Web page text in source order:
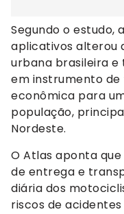
Segundo o estudo,
aplicativos alterou
urbana brasileira
em instrumento
econômica para
população,
Nordeste.
O Atlas aponta
de entrega e
diária dos
riscos de